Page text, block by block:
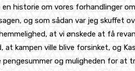
historie om vores forhandlinger
og som sådan var jeg skuffet
at vi ønskede at få
ville blive forsinket, og
og muligheden for at